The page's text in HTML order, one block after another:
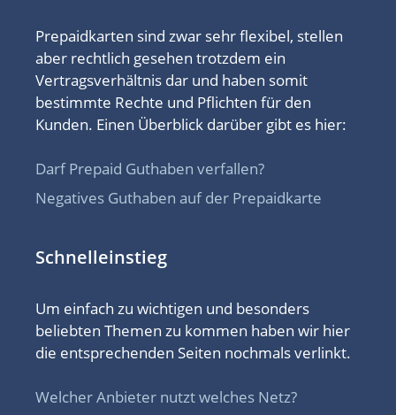
Prepaidkarten sind zwar sehr flexibel, stellen
aber rechtlich gesehen trotzdem ein
Vertragsverhältnis dar und haben somit
bestimmte Rechte und Pflichten für den
Kunden. Einen Überblick darüber gibt es hier:
Darf Prepaid Guthaben verfallen?
Negatives Guthaben auf der Prepaidkarte
Schnelleinstieg
Um einfach zu wichtigen und besonders
beliebten Themen zu kommen haben wir hier
die entsprechenden Seiten nochmals verlinkt.
Welcher Anbieter nutzt welches Netz?